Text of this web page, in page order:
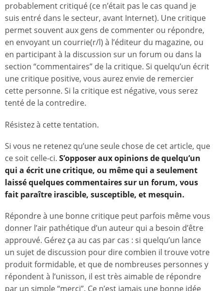
probablement critiqué (ce n’était pas le cas quand je
suis entré dans le secteur, avant Internet). Une critique
permet souvent aux gens de commenter ou répondre,
en envoyant un courrie(r/l) à l’éditeur du magazine, ou
en participant à la discussion sur un forum ou dans la
section “commentaires” de la critique. Si quelqu’un écrit
une critique positive, vous aurez envie de remercier
cette personne. Si la critique est négative, vous serez
tenté de la contredire.
Résistez à cette tentation.
Si vous ne retenez qu’une seule chose de cet article, que
ce soit celle-ci. S’opposer aux opinions de quelqu’un
qui a écrit une critique, ou même qui a seulement
laissé quelques commentaires sur un forum, vous
fait paraître irascible, susceptible, et mesquin.
Répondre à une bonne critique peut parfois même vous
donner l’air pathétique d’un auteur qui a besoin d’être
approuvé. Gérez ça au cas par cas : si quelqu’un lance
un sujet de discussion pour dire combien il trouve votre
produit formidable, et que de nombreuses personnes y
répondent à l’unisson, il est très aimable de répondre
par un simple “merci”. Ce n’est jamais une bonne idée